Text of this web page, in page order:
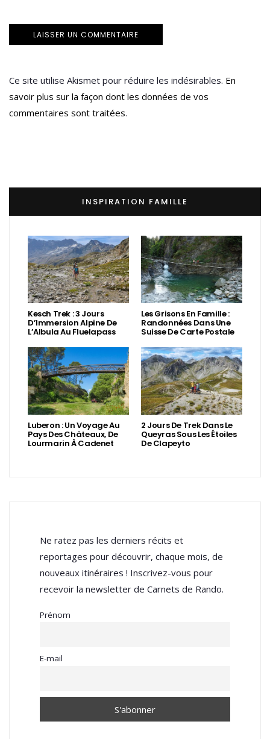
Ce site utilise Akismet pour réduire les indésirables. En
savoir plus sur la façon dont les données de vos
commentaires sont traitées.
INSPIRATION FAMILLE
Kesch Trek : 3 Jours
D’Immersion Alpine De
L’Albula Au Fluelapass
Les Grisons En Famille :
Randonnées Dans Une
Suisse De Carte Postale
Luberon : Un Voyage Au
Pays Des Châteaux, De
Lourmarin À Cadenet
2 Jours De Trek Dans Le
Queyras Sous Les Étoiles
De Clapeyto
Ne ratez pas les derniers récits et
reportages pour découvrir, chaque mois, de
nouveaux itinéraires ! Inscrivez-vous pour
recevoir la newsletter de Carnets de Rando.
Prénom
E-mail